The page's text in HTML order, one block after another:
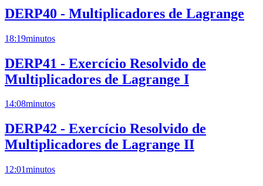
DERP40 - Multiplicadores de Lagrange
18:19minutos
DERP41 - Exercício Resolvido de
Multiplicadores de Lagrange I
14:08minutos
DERP42 - Exercício Resolvido de
Multiplicadores de Lagrange II
12:01minutos